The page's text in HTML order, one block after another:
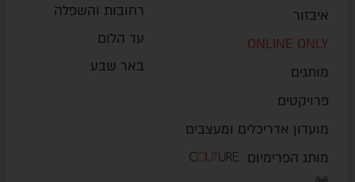
איבזור
ONLINE ONLY
מותגים
פרויקטים
מועדון אדריכלים ומעצבים
מותג הפרימיום
רחובות והשפלה
עד הלום
באר שבע